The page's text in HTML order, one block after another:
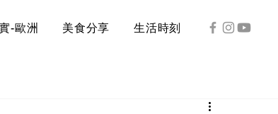
-歐洲 美食分享 生活時刻